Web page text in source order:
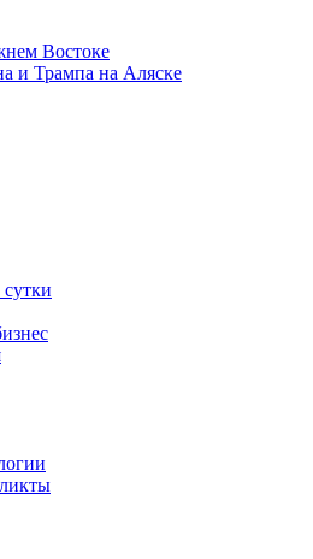
Востоке
и Трампа на Аляске